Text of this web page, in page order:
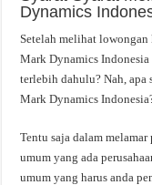
Dynamics
Setelah melihat lowongan
Mark Dynamics Indonesia
terlebih dahulu? Nah, apa
Mark Dynamics
Tentu saja dalam
umum yang ada
umum yang harus anda